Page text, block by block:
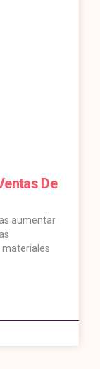
De
aumentar
materiales